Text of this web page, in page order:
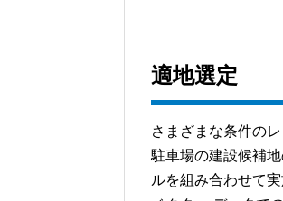
適地選定
さまざまな条件の
駐車場の建設候補
ルを組み合わせて